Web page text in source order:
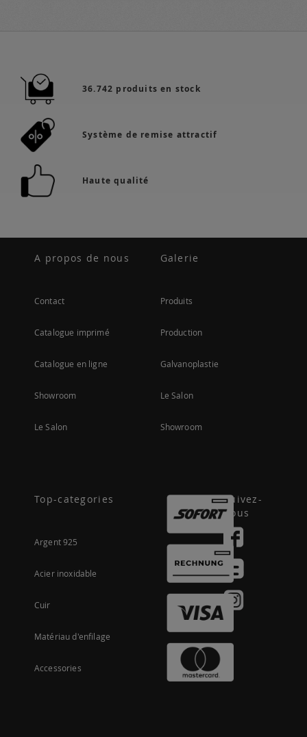
36.742 produits en stock
Système de remise attractif
Haute qualité
A propos de nous
Contact
Catalogue imprimé
Catalogue en ligne
Showroom
Le Salon
Galerie
Produits
Production
Galvanoplastie
Le Salon
Showroom
Top-categories
Argent 925
Acier inoxidable
Cuir
Matériau d'enfilage
Accessories
Suivez-
nous